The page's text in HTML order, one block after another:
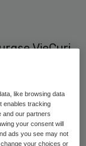
VieCuri
Poolse
ziekenhuis
blijkt uit
like browsing data
enables tracking
and our partners
your consent will
ads you see may not
your choices or